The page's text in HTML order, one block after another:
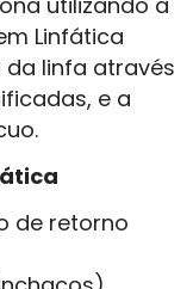
Linfática
da linfa através
e a
de retorno